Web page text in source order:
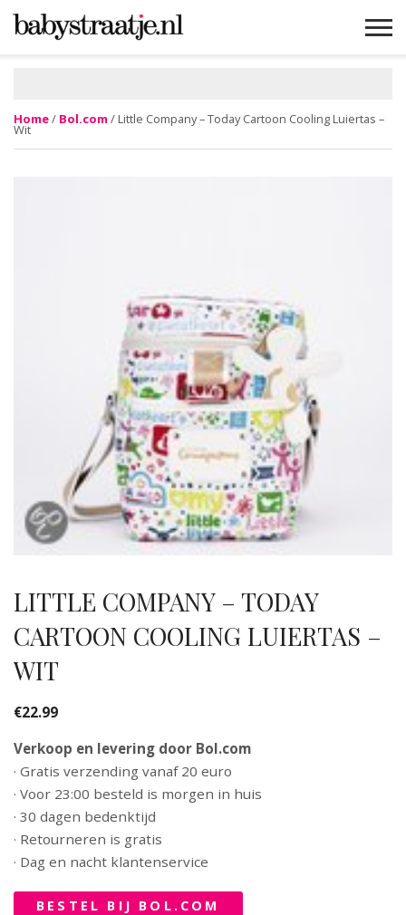
Home/ Bol.com / Little Company – Today Cartoon Cooling Luiertas –
Wit
LITTLE COMPANY – TODAY
CARTOON COOLING LUIERTAS –
WIT
€22.99
Verkoop en levering door Bol.com
· Gratis verzending vanaf 20 euro
· Voor 23:00 besteld is morgen in huis
· 30 dagen bedenktijd
· Retourneren is gratis
· Dag en nacht klantenservice
BESTEL BIJ BOL.COM